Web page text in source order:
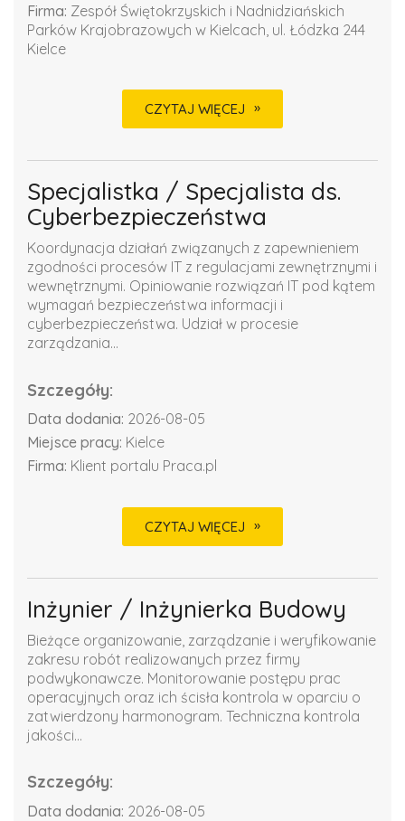
Firma: Zespół Świętokrzyskich i Nadnidziańskich
Parków Krajobrazowych w Kielcach, ul. Łódzka 244
Kielce
CZYTAJ WIĘCEJ
Specjalistka / Specjalista ds.
Cyberbezpieczeństwa
Koordynacja działań związanych z zapewnieniem
zgodności procesów IT z regulacjami zewnętrznymi i
wewnętrznymi. Opiniowanie rozwiązań IT pod kątem
wymagań bezpieczeństwa informacji i
cyberbezpieczeństwa. Udział w procesie
zarządzania...
Szczegóły:
Data dodania: 2026-08-05
Miejsce pracy: Kielce
Firma: Klient portalu Praca.pl
CZYTAJ WIĘCEJ
Inżynier / Inżynierka Budowy
Bieżące organizowanie, zarządzanie i weryfikowanie
zakresu robót realizowanych przez firmy
podwykonawcze. Monitorowanie postępu prac
operacyjnych oraz ich ścisła kontrola w oparciu o
zatwierdzony harmonogram. Techniczna kontrola
jakości...
Szczegóły:
Data dodania: 2026-08-05